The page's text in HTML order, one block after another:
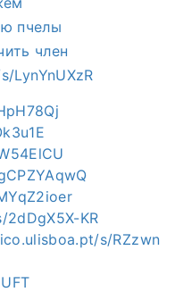
пчелы
член
LynYnUXzR
KR
s/RZzwn